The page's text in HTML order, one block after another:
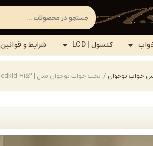
کنسول | LCD شرایط و قوانین
خواب نوجوان / تخت خواب نوجوان مدل | bedkid-H152